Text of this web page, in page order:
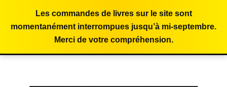
Les commandes de livres sur le site sont
momentanément interrompues jusqu’à mi-septembre.
Merci de votre compréhension.